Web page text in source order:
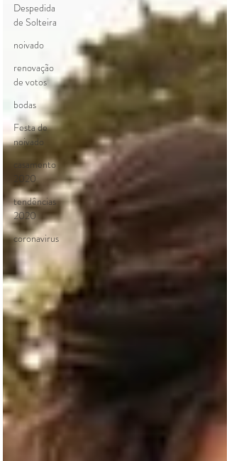
Despedida
de Solteira
noivado
renovação
de votos
bodas
Festa de
noivado
casamento
2020
tendências
2020
coronavirus